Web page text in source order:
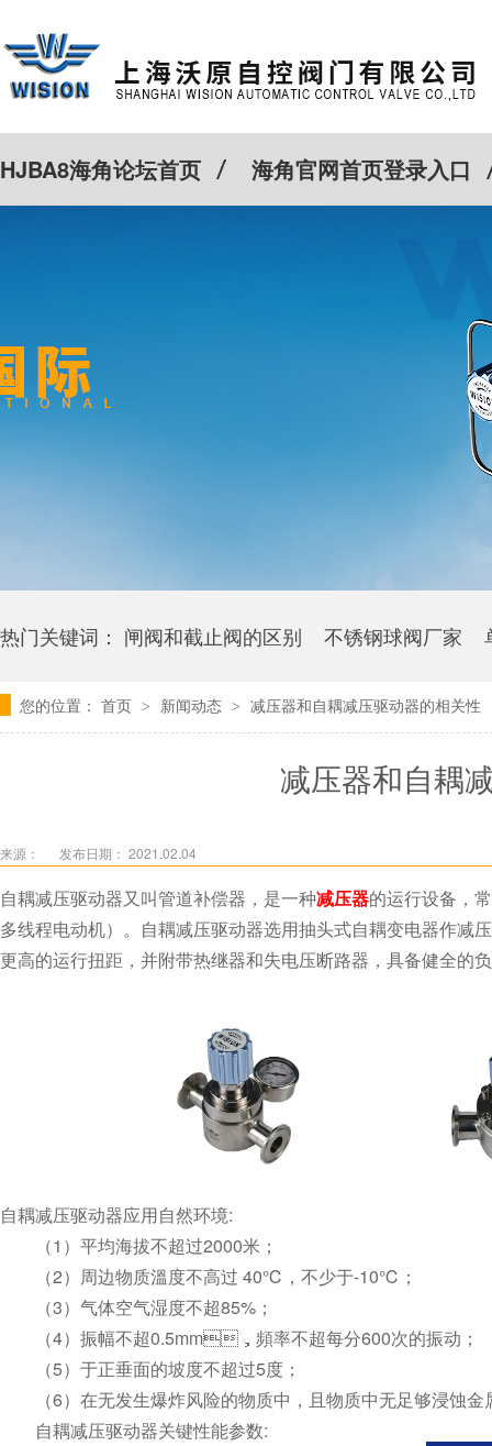
HJBA8海角论坛首页 海角官网首页登录入口
热门关键词： 闸阀和截止阀的区别 不锈钢球阀厂家
卫生级海角社区APP官网版多少钱
您的位置： 首页 > 新闻动态 > 减压器和自耦减压驱动器的相关性
减压器和自耦
来源： 发布日期： 2021.02.04
自耦减压驱动器又叫管道补偿器，是一种减压器的运行设备
多线程电动机）。自耦减压驱动器选用抽头式自耦变电器作减
更高的运行扭距，并附带热继器和失电压断路器，具备健全的负
自耦减压驱动器应用自然环境:
（1）平均海拔不超过2000米；
（2）周边物质溫度不高过 40℃，不少于-10℃；
（3）气体空气湿度不超85%；
（4）振幅不超0.5mm，頻率不超每分600次的振动；
（5）于正垂面的坡度不超过5度；
（6）在无发生爆炸风险的物质中，且物质中无足够浸蚀金
自耦减压驱动器关键性能参数: